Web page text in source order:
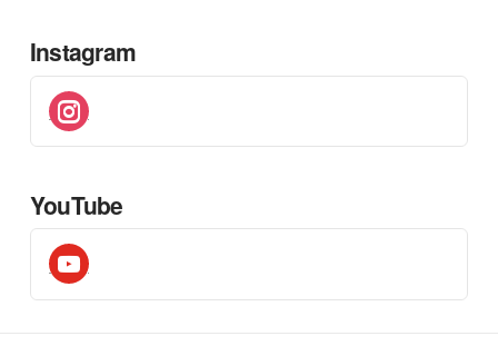
Instagram
instagram
YouTube
youtube